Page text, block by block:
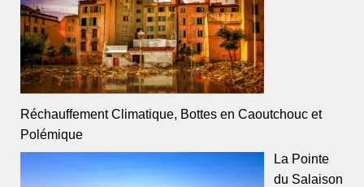
Réchauffement Climatique, Bottes en Caoutchouc et
Polémique
La Pointe
du Salaison